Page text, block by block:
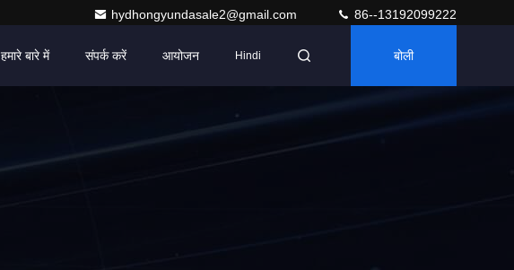
hydhongyundasale2@gmail.com 86--13192099222
हमारे बारे में संपर्क करें आयोजन Hindi बोली